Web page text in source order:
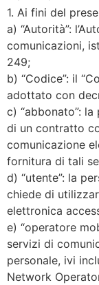
1. Ai fini del
a) “Autorità”:
comunicazioni,
249;
b) “Codice”: il
adottato con
c) “abbonato”:
di un contratto
comunicazione
fornitura di tali
d) “utente”: la
chiede di
elettronica
e) “operatore
servizi di
personale, ivi
Network